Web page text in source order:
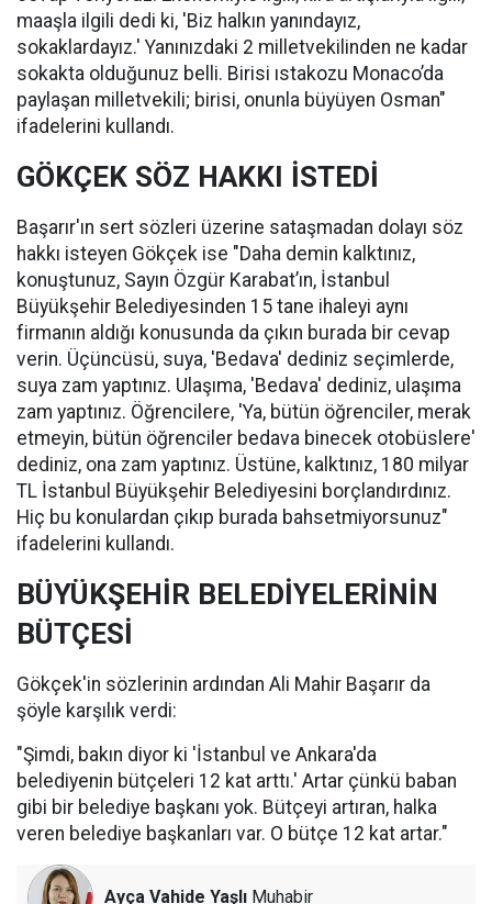
maaşla ilgili dedi ki, 'Biz halkın yanındayız,
sokaklardayız.' Yanınızdaki 2 milletvekilinden ne kadar
sokakta olduğunuz belli. Birisi ıstakozu Monaco’da
paylaşan milletvekili; birisi, onunla büyüyen Osman"
ifadelerini kullandı.
GÖKÇEK SÖZ HAKKI İSTEDİ
Başarır'ın sert sözleri üzerine sataşmadan dolayı söz
hakkı isteyen Gökçek ise "Daha demin kalktınız,
konuştunuz, Sayın Özgür Karabat’ın, İstanbul
Büyükşehir Belediyesinden 15 tane ihaleyi aynı
firmanın aldığı konusunda da çıkın burada bir cevap
verin. Üçüncüsü, suya, 'Bedava' dediniz seçimlerde,
suya zam yaptınız. Ulaşıma, 'Bedava' dediniz, ulaşıma
zam yaptınız. Öğrencilere, 'Ya, bütün öğrenciler, merak
etmeyin, bütün öğrenciler bedava binecek otobüslere'
dediniz, ona zam yaptınız. Üstüne, kalktınız, 180 milyar
TL İstanbul Büyükşehir Belediyesini borçlandırdınız.
Hiç bu konulardan çıkıp burada bahsetmiyorsunuz"
ifadelerini kullandı.
BÜYÜKŞEHİR BELEDİYELERİNİN
BÜTÇESİ
Gökçek'in sözlerinin ardından Ali Mahir Başarır da
şöyle karşılık verdi:
"Şimdi, bakın diyor ki 'İstanbul ve Ankara'da
belediyenin bütçeleri 12 kat arttı.' Artar çünkü baban
gibi bir belediye başkanı yok. Bütçeyi artıran, halka
veren belediye başkanları var. O bütçe 12 kat artar."
Ayça Vahide Yaşlı Muhabir